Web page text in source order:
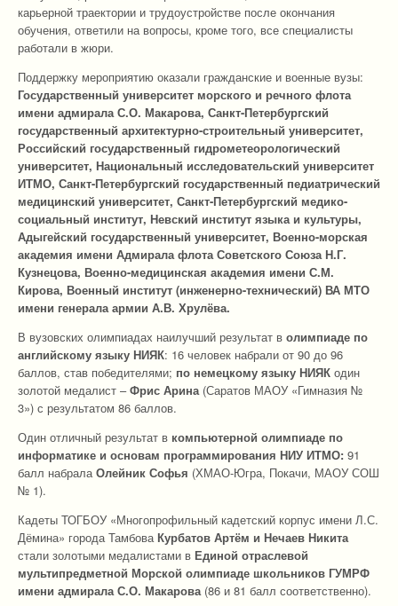
карьерной траектории и трудоустройстве после окончания
обучения, ответили на вопросы, кроме того, все специалисты
работали в жюри.
Поддержку мероприятию оказали гражданские и военные вузы:
Государственный университет морского и речного флота
имени адмирала С.О. Макарова, Санкт-Петербургский
государственный архитектурно-строительный университет,
Российский государственный гидрометеорологический
университет, Национальный исследовательский университет
ИТМО, Санкт-Петербургский государственный педиатрический
медицинский университет, Санкт-Петербургский медико-
социальный институт, Невский институт языка и культуры,
Адыгейский государственный университет, Военно-морская
академия имени Адмирала флота Советского Союза Н.Г.
Кузнецова, Военно-медицинская академия имени С.М.
Кирова, Военный институт (инженерно-технический) ВА МТО
имени генерала армии А.В. Хрулёва.
В вузовских олимпиадах наилучший результат в олимпиаде по
английскому языку НИЯК: 16 человек набрали от 90 до 96
баллов, став победителями; по немецкому языку НИЯК один
золотой медалист –Фрис Арина (Саратов МАОУ «Гимназия №
3») с результатом 86 баллов.
Один отличный результат в компьютерной олимпиаде по
информатике и основам программирования НИУ ИТМО: 91
балл набрала Олейник Софья (ХМАО-Югра, Покачи, МАОУ СОШ
№ 1).
Кадеты ТОГБОУ «Многопрофильный кадетский корпус имени Л.С.
Дёмина» города Тамбова Курбатов Артём и Нечаев Никита
стали золотыми медалистами в Единой отраслевой
мультипредметной Морской олимпиаде школьников ГУМРФ
имени адмирала С.О. Макарова (86 и 81 балл соответственно).